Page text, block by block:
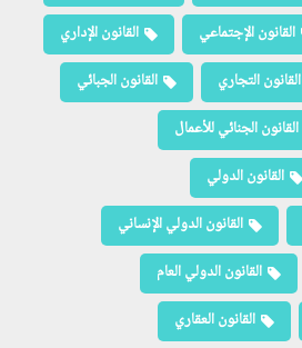
القانون الإجتماعي
القانون الإداري
القانون التجاري
القانون الجبائي
القانون الجنائي للأعمال
القانون الدولي
القانون الدولي الإنساني
القانون الدولي العام
القانون العقاري